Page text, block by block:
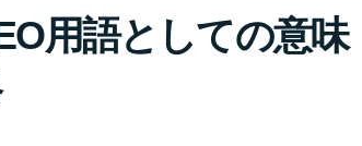
用語としての意味